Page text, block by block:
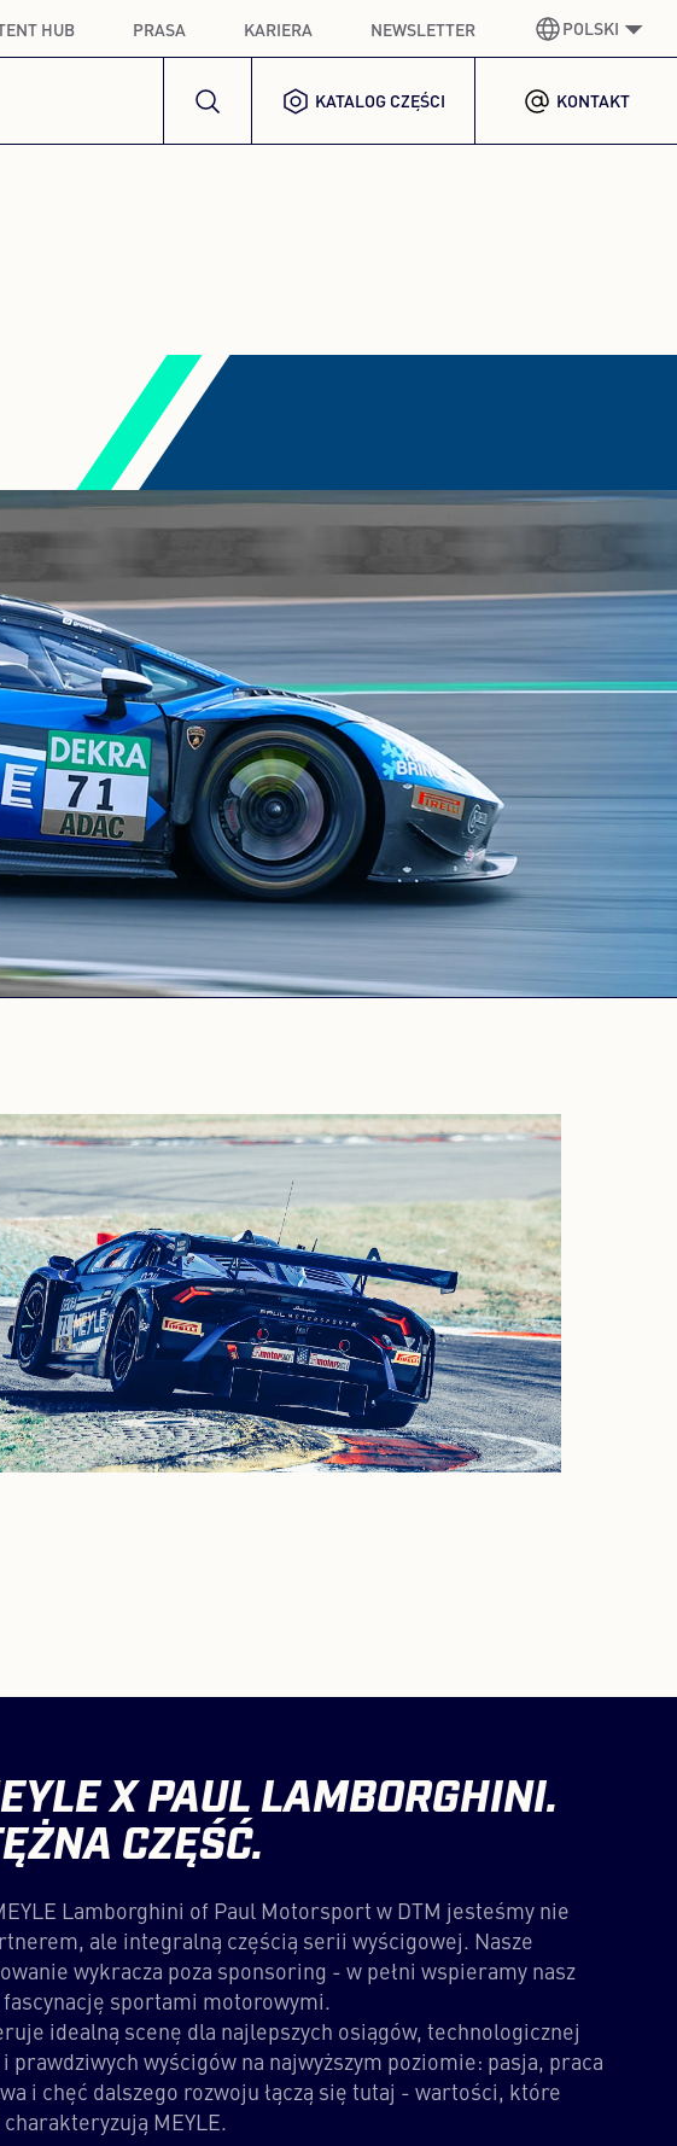
HUB PRASA KARIERA NEWSLETTER POLSKI
NIEMIECKIGERMAN
POLSKI POLISH
PORTUGALSKIPORTUGUESE
ROSYJSKIRUSSIAN
UKRAIŃSKIUKRAINIAN
KATALOG CZĘŚCI KONTAKT
X PAUL LAMBORGHINI.
CZĘŚĆ.
Lamborghini of Paul Motorsport w DTM jesteśmy nie
ale integralną częścią serii wyścigowej. Nasze
wykracza poza sponsoring - w pełni wspieramy nasz
fascynację sportami motorowymi.
idealną scenę dla najlepszych osiągów, technologicznej
prawdziwych wyścigów na najwyższym poziomie: pasja, praca
i chęć dalszego rozwoju łączą się tutaj - wartości, które
MEYLE.